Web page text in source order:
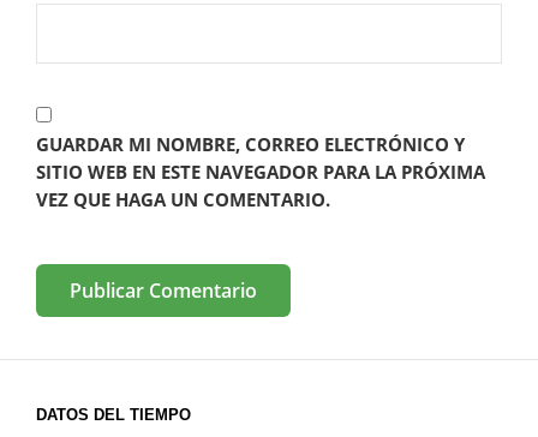
GUARDAR MI NOMBRE, CORREO ELECTRÓNICO Y
SITIO WEB EN ESTE NAVEGADOR PARA LA PRÓXIMA
VEZ QUE HAGA UN COMENTARIO.
DATOS DEL TIEMPO